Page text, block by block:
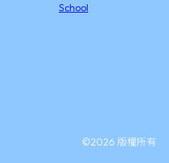
School
©2026 版權所有